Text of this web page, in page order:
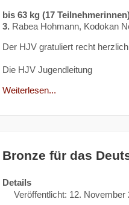
bis 63 kg (17
3.Rabea Hohmann, Kodokan
Der HJV gratuliert recht
Die HJV Jugendleitung
Weiterlesen...
Bronze für das
Details
Veröffentlicht: 12. November